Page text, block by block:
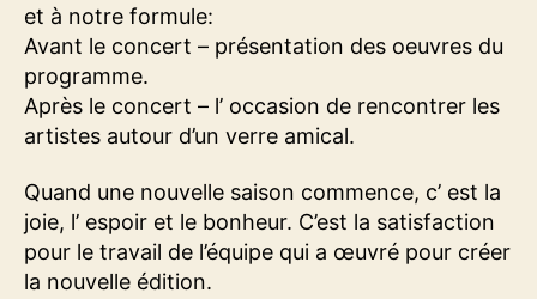
et à notre formule:
Avant le concert – présentation des oeuvres du
programme.
Après le concert – l’ occasion de rencontrer les
artistes autour d’un verre amical.
Quand une nouvelle saison commence, c’ est la
joie, l’ espoir et le bonheur. C’est la satisfaction
pour le travail de l’équipe qui a œuvré pour créer
la nouvelle édition.